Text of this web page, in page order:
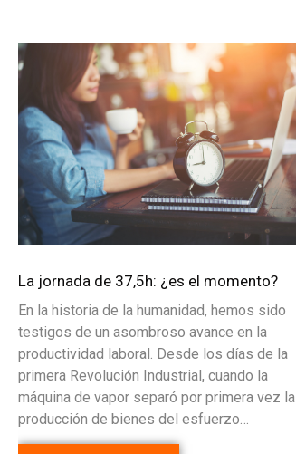
La jornada de 37,5h: ¿es el momento?
En la historia de la humanidad, hemos sido
testigos de un asombroso avance en la
productividad laboral. Desde los días de la
primera Revolución Industrial, cuando la
máquina de vapor separó por primera vez la
producción de bienes del esfuerzo…